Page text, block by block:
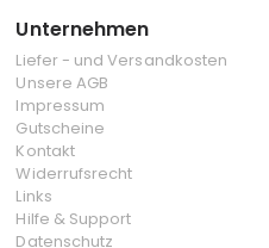
Unternehmen
Liefer - und Versandkosten
Unsere AGB
Impressum
Gutscheine
Kontakt
Widerrufsrecht
Links
Hilfe & Support
Datenschutz